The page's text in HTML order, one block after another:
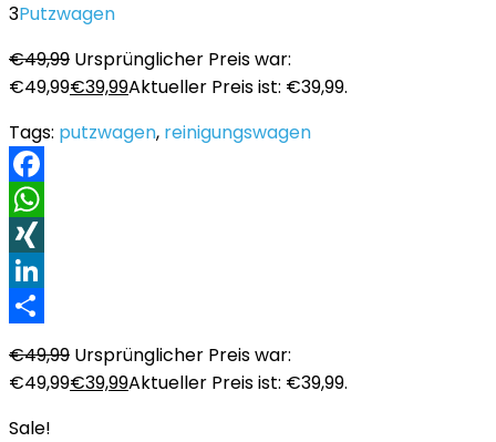
3Putzwagen
€49,99 Ursprünglicher Preis war:
€49,99€39,99Aktueller Preis ist: €39,99.
Tags: putzwagen, reinigungswagen
Facebook
WhatsApp
XING
LinkedIn
€49,99 Ursprünglicher Preis war:
€49,99€39,99Aktueller Preis ist: €39,99.
Sale!